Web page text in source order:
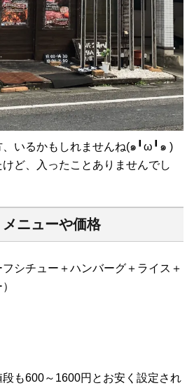
、いるかもしれませんね(๑╹ω╹๑ )
ど、入ったことありませんでし
ニューや価格
シチュー＋ハンバーグ＋ライス＋
も600～1600円とお安く設定され